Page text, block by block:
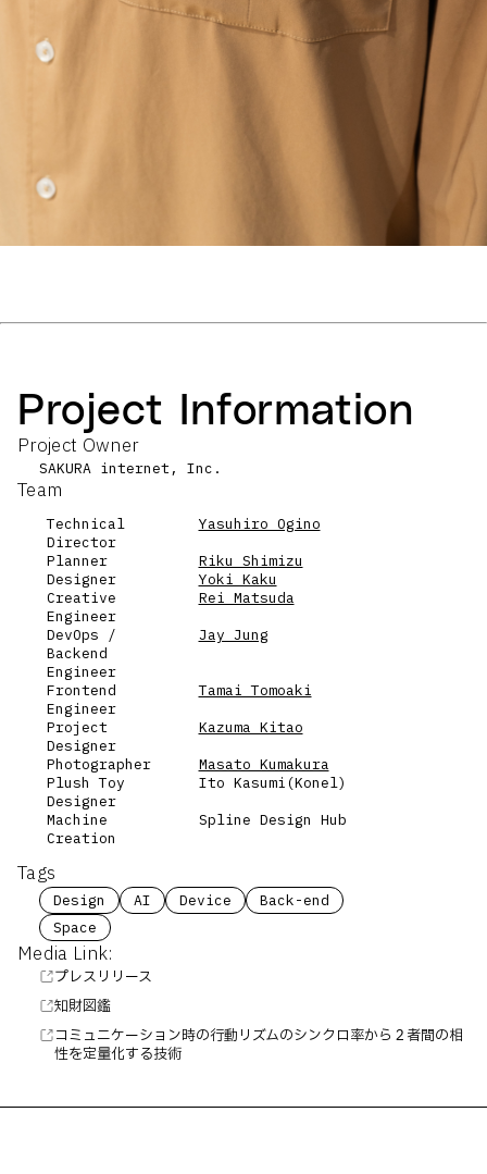
Project Information
Project Owner
SAKURA internet, Inc.
Team
Technical
Director
Yasuhiro Ogino
Planner
Riku Shimizu
Designer
Yoki Kaku
Creative
Engineer
Rei Matsuda
DevOps /
Backend
Engineer
Jay Jung
Frontend
Engineer
Tamai Tomoaki
Project
Designer
Kazuma Kitao
Photographer
Masato Kumakura
Plush Toy
Designer
Ito Kasumi(Konel)
Machine
Creation
Spline Design Hub
Tags
Design AI Device
Back-end
Space
Media Link:
プレスリリース
知財図鑑
コミュニケーション時の行動リズムのシンクロ率から２者間の相
性を定量化する技術